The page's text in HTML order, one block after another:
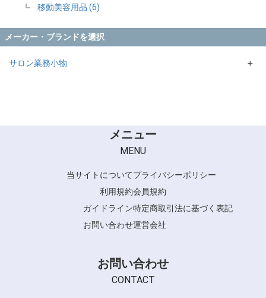
移動美容用品 (6)
メーカー・ブランドを選択
サロン業務小物 ＋
メニュー
MENU
当サイトについてプライバシーポリシー
利用規約会員規約
ガイドライン特定商取引法に基づく表記
お問い合わせ運営会社
お問い合わせ
CONTACT